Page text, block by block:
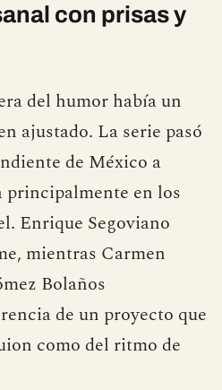
con prisas y
del humor había un
ajustado. La serie pasó
de México a
principalmente en los
Enrique Segoviano
mientras Carmen
Bolaños
de un proyecto que
como del ritmo de